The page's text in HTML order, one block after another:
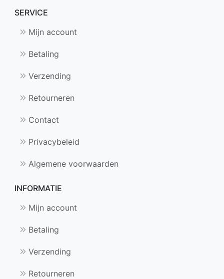
SERVICE
Mijn account
Betaling
Verzending
Retourneren
Contact
Privacybeleid
Algemene voorwaarden
INFORMATIE
Mijn account
Betaling
Verzending
Retourneren